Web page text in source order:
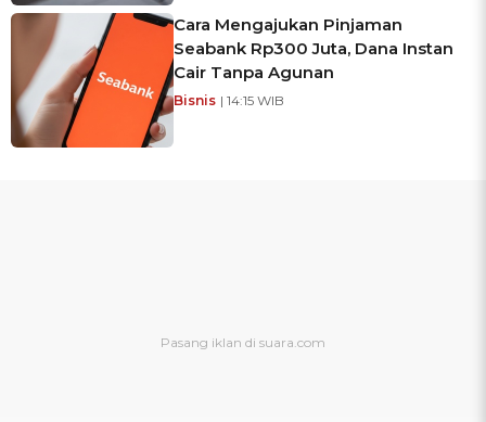
Cara Mengajukan Pinjaman
Seabank Rp300 Juta, Dana Instan
Cair Tanpa Agunan
Bisnis | 14:15 WIB